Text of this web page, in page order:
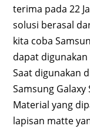
terima pada 22
solusi berasal
kita coba
dapat
Saat digunakan
Samsung Galaxy
Material yang
lapisan matte